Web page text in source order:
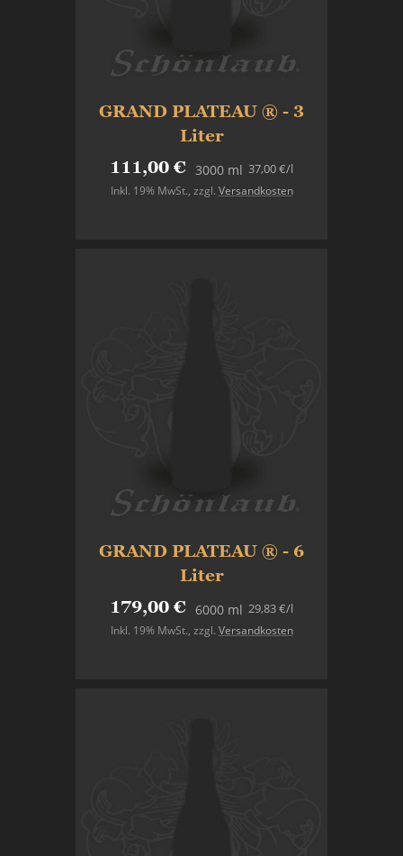
GRAND PLATEAU ® - 3
Liter
111,00 € 3000 ml
Inkl. 19% MwSt., zzgl. Versandkosten
37,00 €/l
GRAND PLATEAU ® - 6
Liter
179,00 € 6000 ml
Inkl. 19% MwSt., zzgl. Versandkosten
29,83 €/l